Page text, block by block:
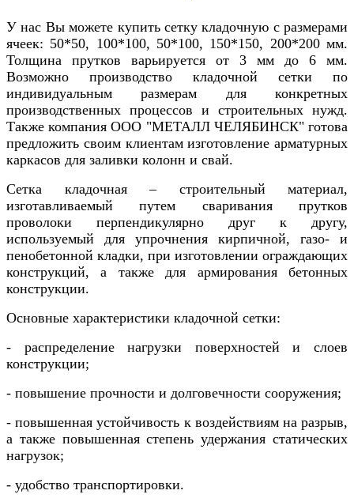
У нас Вы можете купить сетку кладочную с размерами
ячеек: 50*50, 100*100, 50*100, 150*150, 200*200 мм.
Толщина прутков варьируется от 3 мм до 6 мм.
Возможно производство кладочной сетки по
индивидуальным размерам для конкретных
производственных процессов и строительных нужд.
Также компания ООО "МЕТАЛЛ ЧЕЛЯБИНСК" готова
предложить своим клиентам изготовление арматурных
каркасов для заливки колонн и свай.
Сетка кладочная – строительный материал,
изготавливаемый путем сваривания прутков
проволоки перпендикулярно друг к другу,
используемый для упрочнения кирпичной, газо- и
пенобетонной кладки, при изготовлении ограждающих
конструкций, а также для армирования бетонных
конструкции.
Основные характеристики кладочной сетки:
- распределение нагрузки поверхностей и слоев
конструкции;
- повышение прочности и долговечности сооружения;
- повышенная устойчивость к воздействиям на разрыв,
а также повышенная степень удержания статических
нагрузок;
- удобство транспортировки.